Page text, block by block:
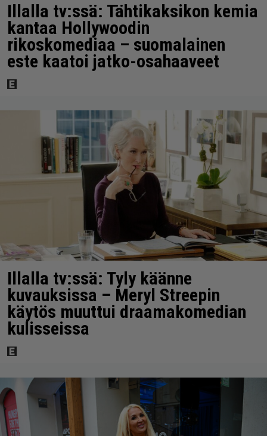
Illalla tv:ssä: Tähtikaksikon kemia
kantaa Hollywoodin
rikoskomediaa – suomalainen
este kaatoi jatko-osahaaveet
Illalla tv:ssä: Tyly käänne
kuvauksissa – Meryl Streepin
käytös muuttui draamakomedian
kulisseissa